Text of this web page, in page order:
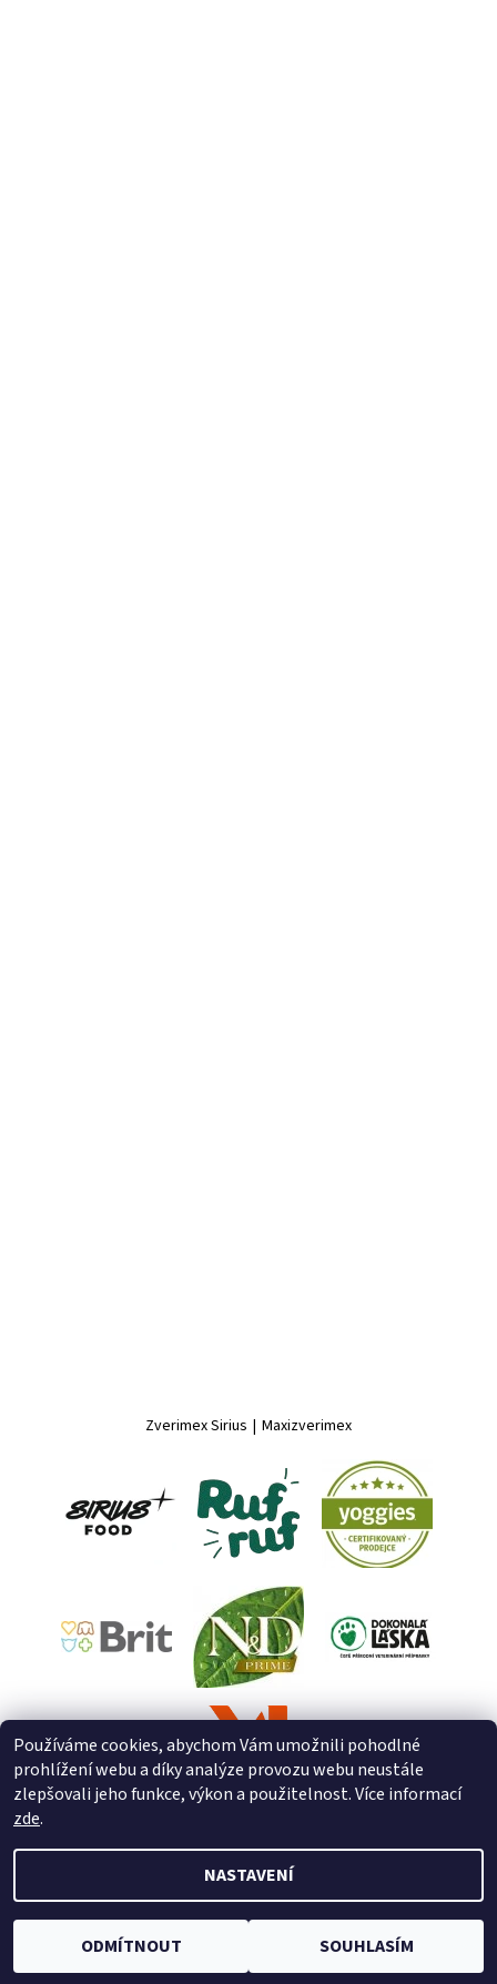
Zverimex Sirius | Maxizverimex
cookies
Používáme cookies, abychom Vám umožnili pohodlné
prohlížení webu a díky analýze provozu webu neustále
zlepšovali jeho funkce, výkon a použitelnost. Více informací
zde.
NASTAVENÍ
ODMÍTNOUT SOUHLASÍM